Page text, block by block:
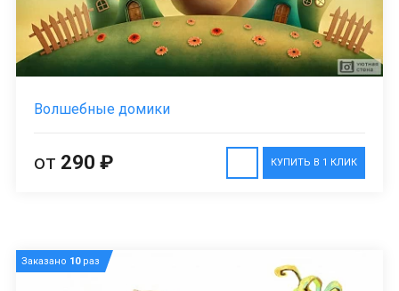
Волшебные домики
КУПИТЬ В 1 КЛИК
от 290 ₽
Заказано 10раз